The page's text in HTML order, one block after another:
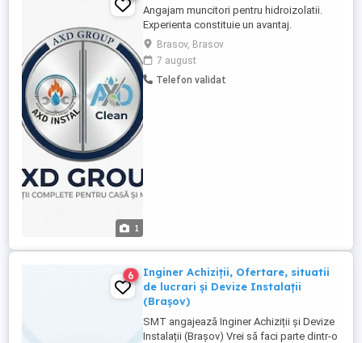
1
Angajam muncitori pentru hidroizolatii.
Experienta constituie un avantaj.
Deasemenea daca nu aveti experienta nu
este o problema, totul se invata daca
exista dorinta. pentru mai multe detalii va
rugam sa ne contactati la numarul din
Brasov, Brasov
7 august
Telefon validat
6
Inginer Achiziții, Ofertare, situatii
de lucrari și Devize Instalații
(Brașov)
SMT angajează Inginer Achiziții și Devize
Instalații (Brașov) Vrei să faci parte dintr-o